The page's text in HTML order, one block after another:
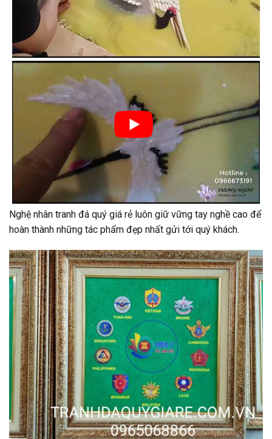
Nghệ nhân tranh đá quý giá rẻ luôn giữ vững tay nghề cao để
hoàn thành những tác phẩm đẹp nhất gửi tới quý khách.